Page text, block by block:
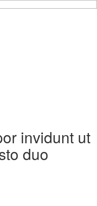
invidunt ut
duo